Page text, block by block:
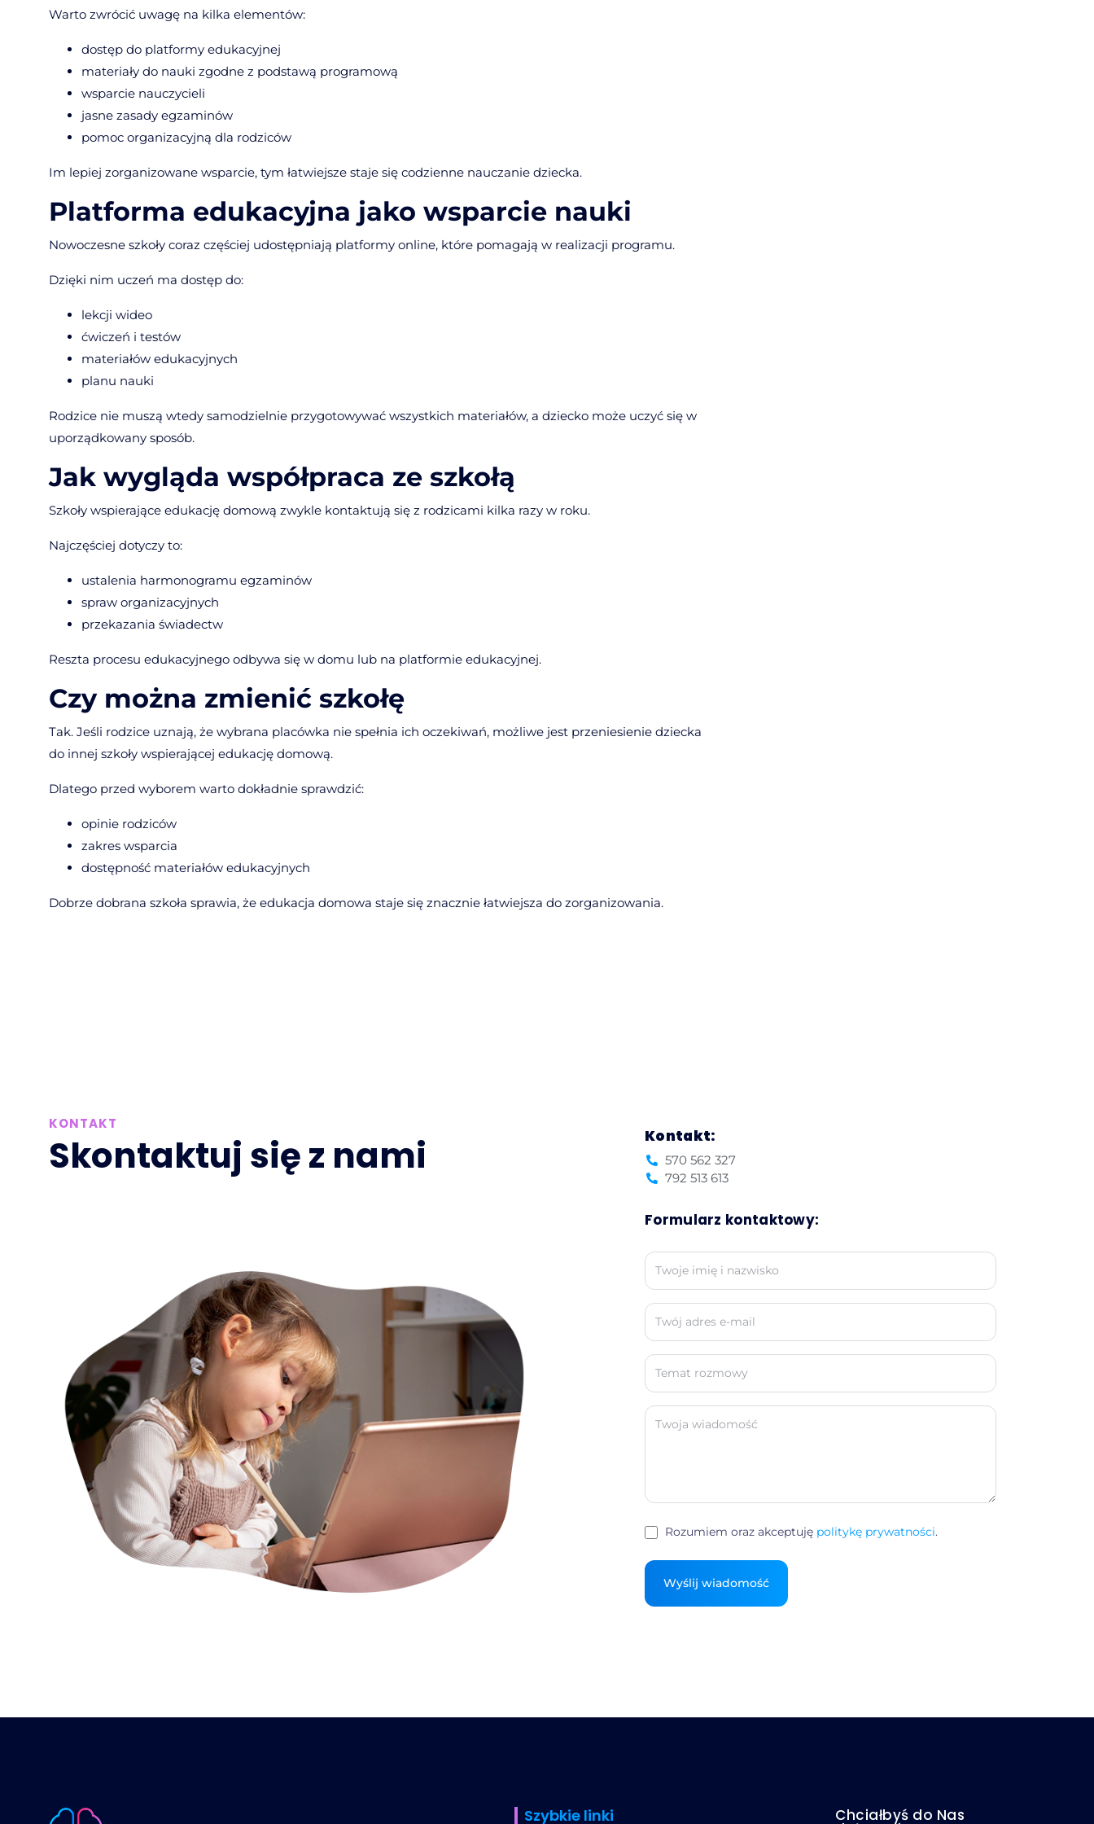
Warto zwrócić uwagę na kilka elementów:
dostęp do platformy edukacyjnej
materiały do nauki zgodne z podstawą programową
wsparcie nauczycieli
jasne zasady egzaminów
pomoc organizacyjną dla rodziców
Im lepiej zorganizowane wsparcie, tym łatwiejsze staje się codzienne nauczanie dziecka.
Platforma edukacyjna jako wsparcie nauki
Nowoczesne szkoły coraz częściej udostępniają platformy online, które pomagają w realizacji programu.
Dzięki nim uczeń ma dostęp do:
lekcji wideo
ćwiczeń i testów
materiałów edukacyjnych
planu nauki
Rodzice nie muszą wtedy samodzielnie przygotowywać wszystkich materiałów, a dziecko może uczyć się w
uporządkowany sposób.
Jak wygląda współpraca ze szkołą
Szkoły wspierające edukację domową zwykle kontaktują się z rodzicami kilka razy w roku.
Najczęściej dotyczy to:
ustalenia harmonogramu egzaminów
spraw organizacyjnych
przekazania świadectw
Reszta procesu edukacyjnego odbywa się w domu lub na platformie edukacyjnej.
Czy można zmienić szkołę
Tak. Jeśli rodzice uznają, że wybrana placówka nie spełnia ich oczekiwań, możliwe jest przeniesienie dziecka
do innej szkoły wspierającej edukację domową.
Dlatego przed wyborem warto dokładnie sprawdzić:
opinie rodziców
zakres wsparcia
dostępność materiałów edukacyjnych
Dobrze dobrana szkoła sprawia, że edukacja domowa staje się znacznie łatwiejsza do zorganizowania.
KONTAKT
Skontaktuj się z nami Kontakt:
570 562 327
792 513 613
Formularz kontaktowy:
Rozumiem oraz akceptuję politykę prywatności.
Szybkie linki Chciałbyś do Nas